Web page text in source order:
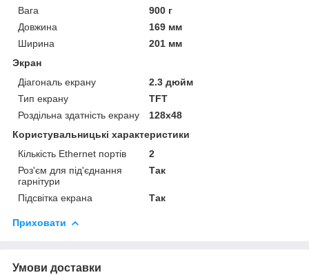
Вага
900 г
Довжина
169 мм
Ширина
201 мм
Экран
Діагональ екрану
2.3 дюйм
Тип екрану
TFT
Роздільна здатність екрану
128х48
Користувальницькі характеристики
Кількість Ethernet портів
2
Роз'єм для під'єднання
гарнітури
Так
Підсвітка екрана Так
Приховати
Умови доставки